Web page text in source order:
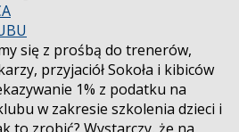
się z prośbą do trenerów,
przyjaciół Sokoła i kibiców
1% z podatku na
w zakresie szkolenia dzieci i